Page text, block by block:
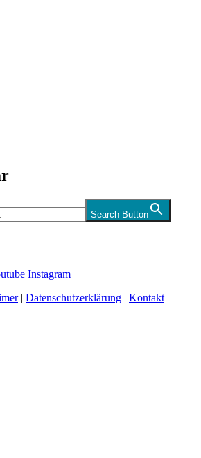
Search Button
Instagram
| Datenschutzerklärung | Kontakt